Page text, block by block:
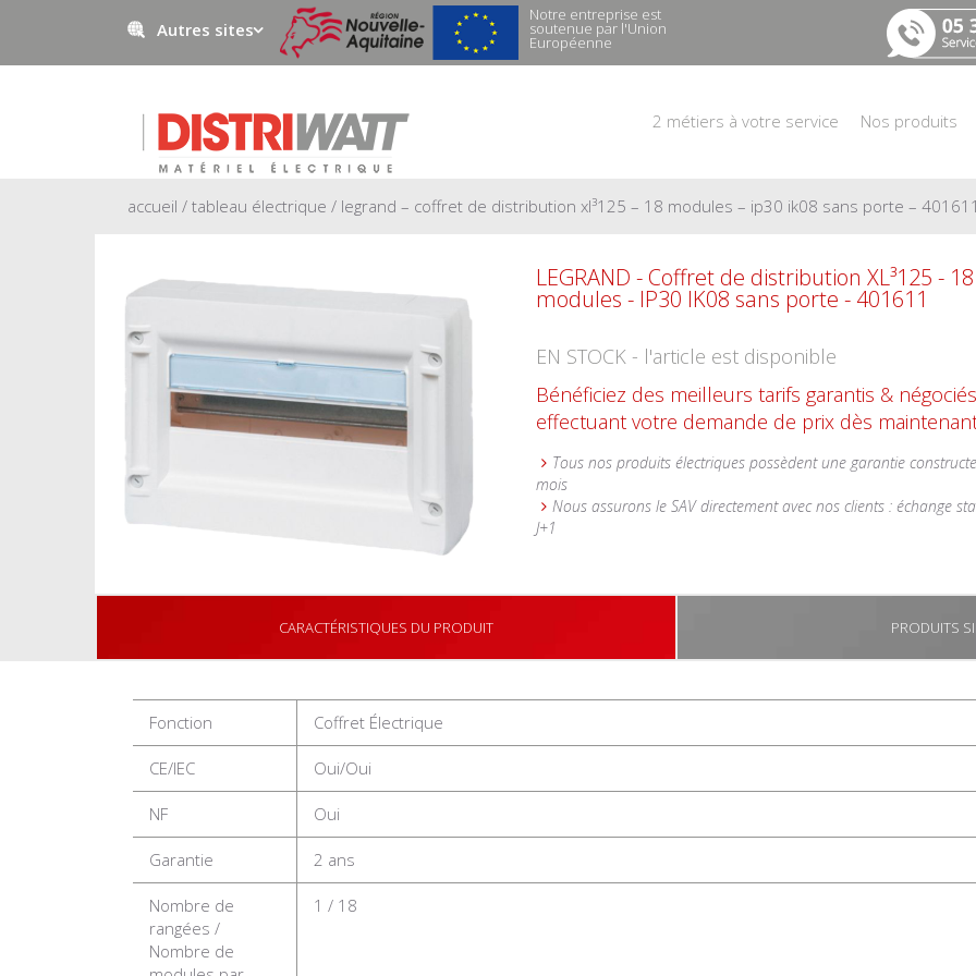
2 métiers à votre service Nos produits
Autres sites
Negowatt
Prestawatt
Notre entreprise est
soutenue par l'Union
Européenne
accueil / tableau électrique / legrand – coffret de distribution xl³125 – 18 modules – ip30 ik08 sans porte – 401611
LEGRAND - Coffret de distribution XL³125 - 18
modules - IP30 IK08 sans porte - 401611
EN STOCK - l'article est disponible
Bénéficiez des meilleurs tarifs garantis &
effectuant votre demande de prix dès
Tous nos produits électriques possèdent une garantie
mois
Nous assurons le SAV directement avec nos clients : échange
J+1
CARACTÉRISTIQUES DU PRODUIT PRODUITS
Fonction Coffret Électrique
CE/IEC Oui/Oui
NF Oui
Garantie 2 ans
Nombre de
rangées /
Nombre de
1 / 18